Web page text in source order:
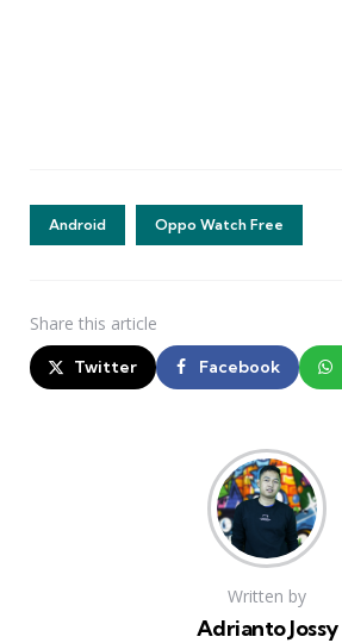
Android Oppo Watch Free
Share this article
Twitter Facebook
Written by
Adrianto Jossy